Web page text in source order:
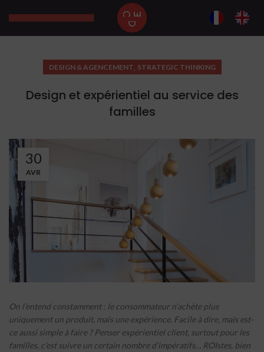
DESIGN & AGENCEMENT, STRATEGIC THINKING
Design et expérientiel au service des
familles
30
AVR
On l’entend constamment : le consommateur n’achète plus
uniquement un produit, mais une expérience. Facile à dire, mais est-
ce aussi simple à faire ? Penser expérientiel client, surtout pour les
familles, c’est suivre un certain nombre d’impératifs… ROIstes, bien